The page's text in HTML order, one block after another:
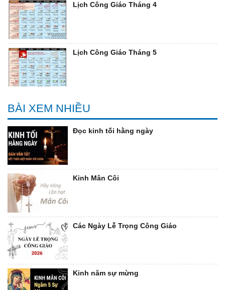
Lịch Công Giáo Tháng 4
Lịch Công Giáo Tháng 5
BÀI XEM NHIỀU
Đọc kinh tối hằng ngày
Kinh Mân Côi
Các Ngày Lễ Trọng Công Giáo
Kinh năm sự mừng